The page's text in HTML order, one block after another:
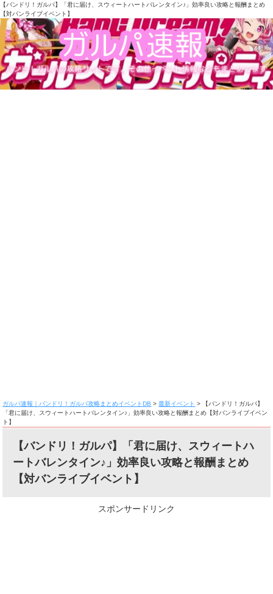
【バンドリ！ガルパ】「君に届け、スウィートハートバレンタイン♪」効率良い攻略と報酬まとめ
【対バンライブイベント】
ガルパ速報｜バンドリ！ガルパ攻略まとめイベントDB >最新イベント >
【バンドリ！ガルパ】
「君に届け、スウィートハートバレンタイン♪」効率良い攻略と報酬まとめ【対バンライブイベン
ト】
【バンドリ！ガルパ】「君に届け、スウィートハ
ートバレンタイン♪」効率良い攻略と報酬まとめ
【対バンライブイベント】
スポンサードリンク